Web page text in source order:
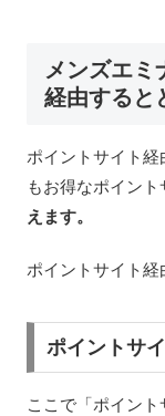
メンズエミ
経由すると
ポイントサイト
もお得なポイント
えます。
ポイントサイト経
ポイントサ
ここで「ポイント